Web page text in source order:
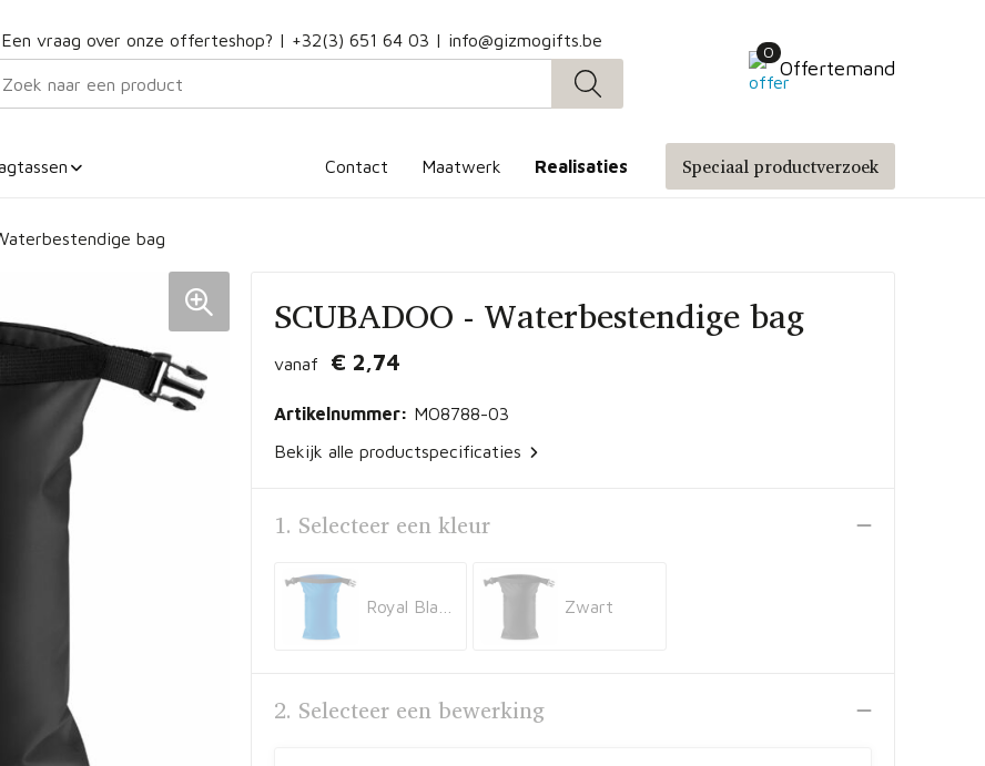
Een vraag over onze offerteshop? | +32(3) 651 64 03 | info@gizmogifts.be
0
Offertemand
Contact Maatwerk Realisaties Speciaal productverzoek
bag
SCUBADOO - Waterbestendige bag
vanaf € 2,74
Artikelnummer: MO8788-03
Bekijk alle productspecificaties
1. Selecteer een kleur
Zwart
2. Selecteer een bewerking